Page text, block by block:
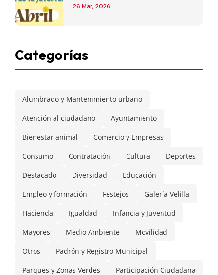
26 Mar, 2026
Categorías
Alumbrado y Mantenimiento urbano
Atención al ciudadano Ayuntamiento
Bienestar animal Comercio y Empresas
Consumo Contratación Cultura Deportes
Destacado Diversidad Educación
Empleo y formación Festejos Galería Velilla
Hacienda Igualdad Infancia y Juventud
Mayores Medio Ambiente Movilidad
Otros Padrón y Registro Municipal
Parques y Zonas Verdes Participación Ciudadana